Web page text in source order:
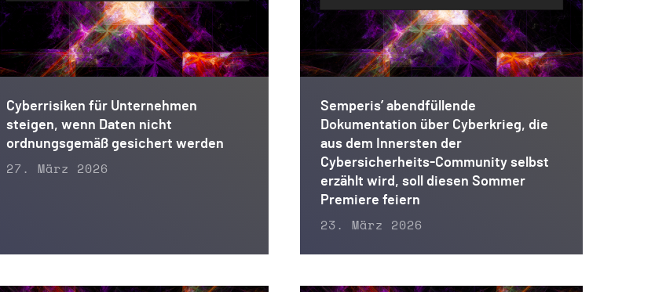
Cyberrisiken für Unternehmen
steigen, wenn Daten nicht
ordnungsgemäß gesichert werden
27. März 2026
Semperis’ abendfüllende
Dokumentation über Cyberkrieg, die
aus dem Innersten der
Cybersicherheits-Community selbst
erzählt wird, soll diesen Sommer
Premiere feiern
23. März 2026